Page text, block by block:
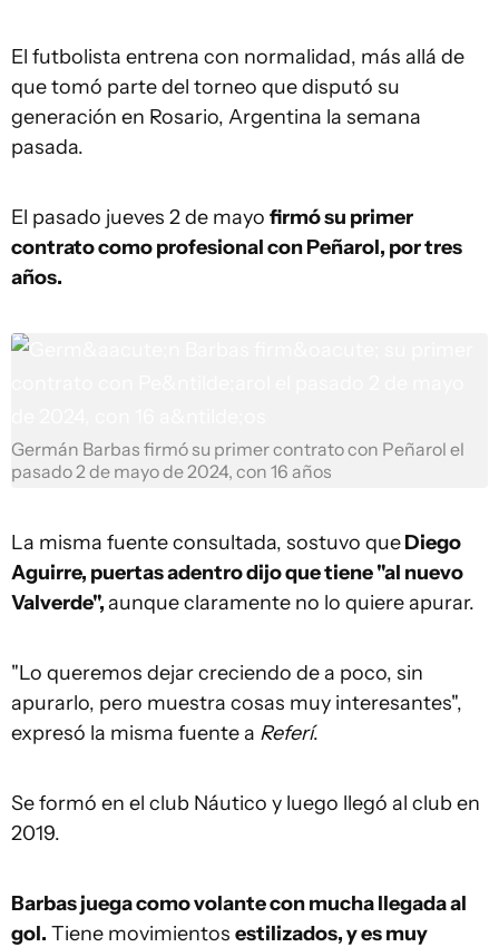
El futbolista entrena con normalidad, más allá de
que tomó parte del torneo que disputó su
generación en Rosario, Argentina la semana
pasada.
El pasado jueves 2 de mayo firmó su primer
contrato como profesional con Peñarol, por tres
años.
Germán Barbas firmó su primer contrato con Peñarol el
pasado 2 de mayo de 2024, con 16 años
La misma fuente consultada, sostuvo queDiego
Aguirre, puertas adentro dijo que tiene "al nuevo
Valverde",aunque claramente no lo quiere apurar.
"Lo queremos dejar creciendo de a poco, sin
apurarlo, pero muestra cosas muy interesantes",
expresó la misma fuente a Referí.
Se formó en el club Náutico y luego llegó al club en
2019.
Barbas juega como volante con mucha llegada al
gol. Tiene movimientos estilizados, y es muy